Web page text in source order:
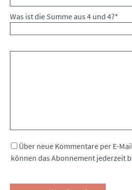
Was ist die Summe aus 4 und 4?*
Über neue Kommentare per E-
können das Abonnement jederzeit